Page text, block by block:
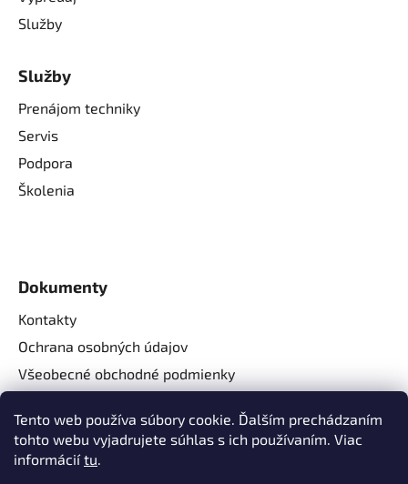
Tento web používa súbory cookie. Ďalším prechádzaním
tohto webu vyjadrujete súhlas s ich používaním. Viac
informáciítu.
Služby
Služby
Prenájom techniky
Servis
Podpora
Školenia
Dokumenty
Kontakty
Ochrana osobných údajov
Všeobecné obchodné podmienky
Reklamačný formulár
Odstúpenie od zmluvy